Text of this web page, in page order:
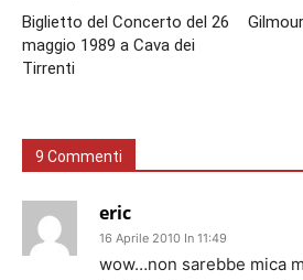
Biglietto del Concerto del 26
maggio 1989 a Cava dei
Tirrenti
9 Commenti
eric
16 Aprile 2010 In 11:49
wow…non sarebbe mica